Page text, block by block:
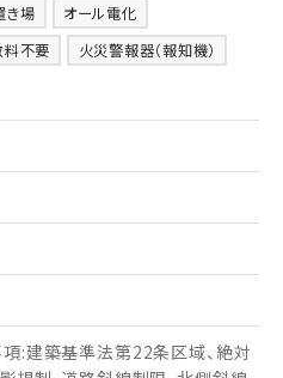
き場
オール電化
不要
火災警報器（報知機）
:建築基準法第22条区域、絶対